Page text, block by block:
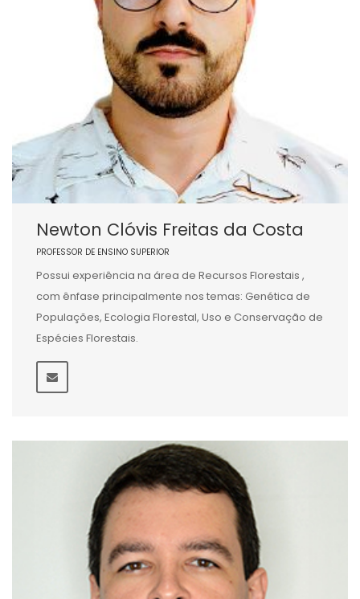
Newton Clóvis Freitas da Costa
PROFESSOR DE ENSINO SUPERIOR
Possui experiência na área de Recursos Florestais ,
com ênfase principalmente nos temas: Genética de
Populações, Ecologia Florestal, Uso e Conservação de
Espécies Florestais.